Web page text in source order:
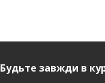
Будьте завжди в